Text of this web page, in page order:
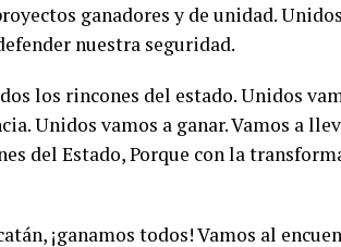
ganadores y de unidad.
nuestra seguridad.
los rincones del estado. Unidos
Unidos vamos a ganar. Vamos a
del Estado, Porque con la
¡ganamos todos! Vamos al